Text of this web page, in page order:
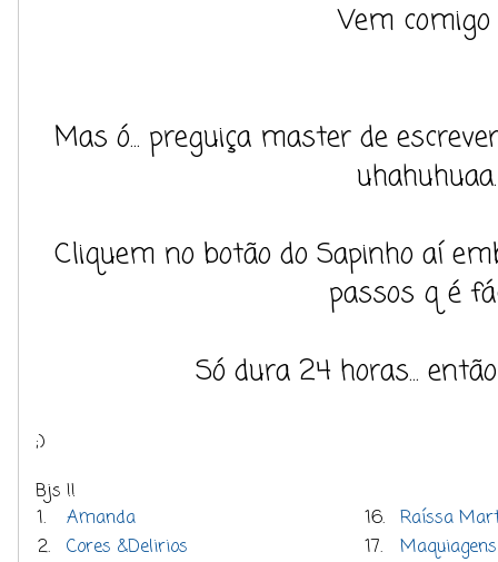
Vem
Mas ó... preguiça master de
uhahuhuaa.
Cliquem no botão do Sapinho aí
passos q é
Só dura 24 horas...
;)
Bjs !!
1.
Amanda 16. Raíssa
2.
Cores &Delirios 17.